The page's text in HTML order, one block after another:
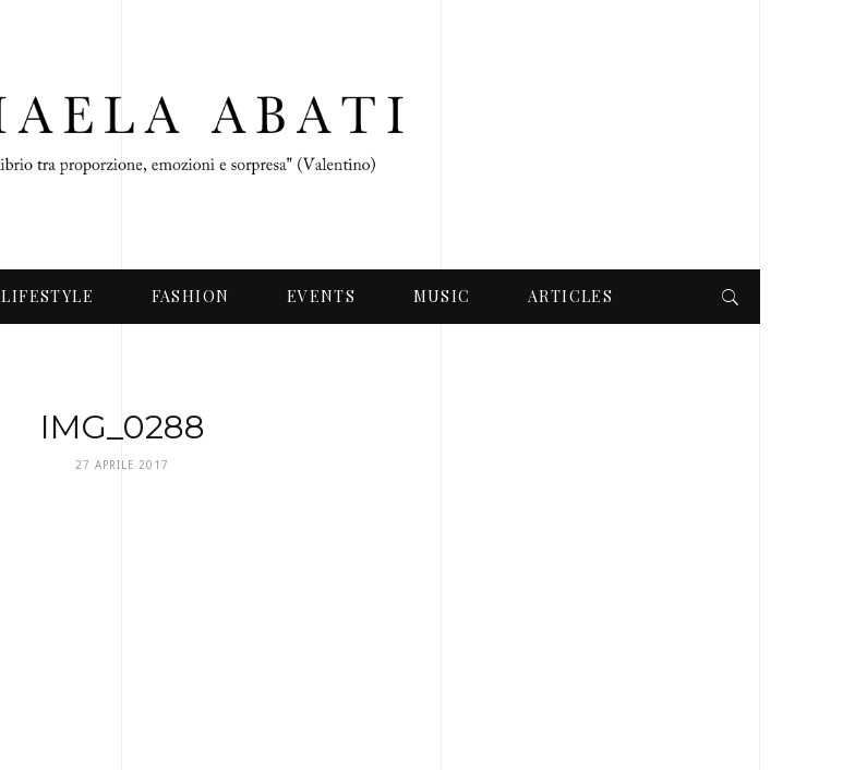
LIFESTYLE FASHION EVENTS MUSIC ARTICLES
IMG_0288
27 APRILE 2017